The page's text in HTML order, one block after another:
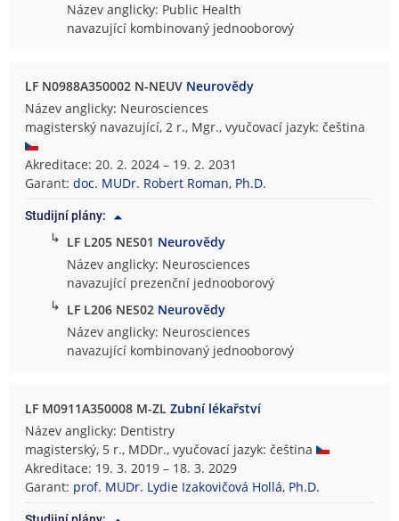
Název anglicky: Public Health
navazující kombinovaný jednooborový
LF N0988A350002 N-NEUV Neurovědy
Název anglicky: Neurosciences
magisterský navazující, 2 r., Mgr., vyučovací jazyk: čeština
Akreditace: 20. 2. 2024 – 19. 2. 2031
Garant:doc. MUDr. Robert Roman, Ph.D.
Studijní plány:
↳ LF L205 NES01 Neurovědy
Název anglicky: Neurosciences
navazující prezenční jednooborový
↳ LF L206 NES02 Neurovědy
Název anglicky: Neurosciences
navazující kombinovaný jednooborový
LF M0911A350008 M-ZLZubní lékařství
Název anglicky: Dentistry
magisterský, 5 r., MDDr., vyučovací jazyk: čeština
Akreditace: 19. 3. 2019 – 18. 3. 2029
Garant: prof. MUDr. Lydie Izakovičová Hollá, Ph.D.